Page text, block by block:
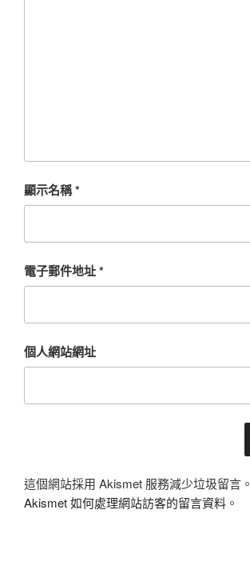
顯示名稱*
電子郵件地址*
個人網站網址
這個網站採用 Akismet 服務減少垃圾留言。
Akismet 如何處理網站訪客的留言資料 。